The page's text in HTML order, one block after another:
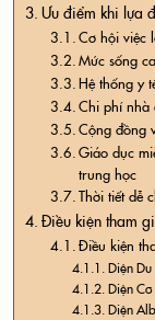
Ưu điểm khi lựa
Cơ hội việc
Mức sống
Hệ thống y
Chi phí nhà
Cộng đồng
Giáo dục
trung học
Thời tiết dễ
Điều kiện tham
Điều kiện
Diện
Diện
Diện